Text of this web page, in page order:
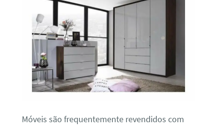
Móveis são frequentemente revendidos com